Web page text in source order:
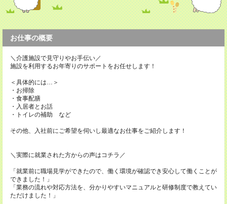
お仕事の概要
＼介護施設で見守りやお手伝い／
施設を利用するお年寄りのサポートをお任せします！
＜具体的には…＞
・お掃除
・食事配膳
・入居者とお話
・トイレの補助 など
その他、入社前にご希望を伺いし最適なお仕事をご紹介します！
＼実際に就業された方からの声はコチラ／
「就業前に職場見学ができたので、働く環境が確認でき安心して働くことが
できました！」
「業務の流れや対応方法を、分かりやすいマニュアルと研修制度で教えてい
ただけました！」